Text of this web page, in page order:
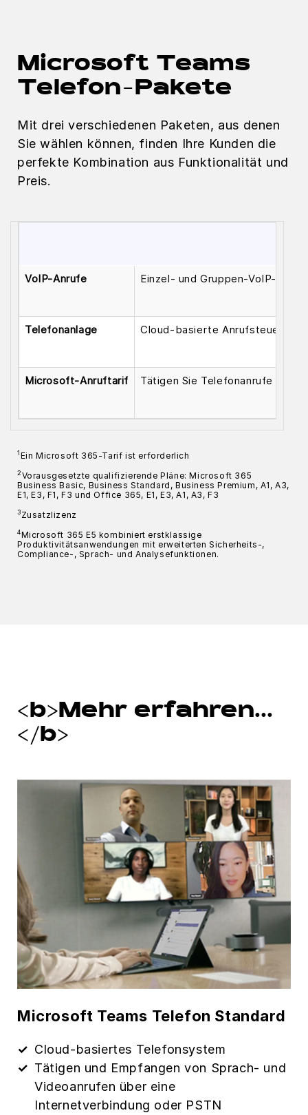
Microsoft Teams
Telefon-Pakete
Mit drei verschiedenen Paketen, aus denen
Sie wählen können, finden Ihre Kunden die
perfekte Kombination aus Funktionalität und
Preis.
VoIP-Anrufe Einzel- und Gruppen-VoIP-
Telefonanlage Cloud-basierte
Microsoft-Anruftarif Tätigen Sie Telefonanrufe über
1 Ein Microsoft 365-Tarif ist erforderlich
2Vorausgesetzte qualifizierende Pläne: Microsoft 365
Business Basic, Business Standard, Business Premium, A1, A3,
E1, E3, F1, F3 und Office 365, E1, E3, A1, A3, F3
3Zusatzlizenz
4Microsoft 365 E5 kombiniert erstklassige
Produktivitätsanwendungen mit erweiterten Sicherheits-,
Compliance-, Sprach- und Analysefunktionen.
<b>Mehr erfahren…
</b>
Microsoft Teams Telefon Standard
Cloud-basiertes Telefonsystem
Tätigen und Empfangen von Sprach- und
Videoanrufen über eine
Internetverbindung oder PSTN